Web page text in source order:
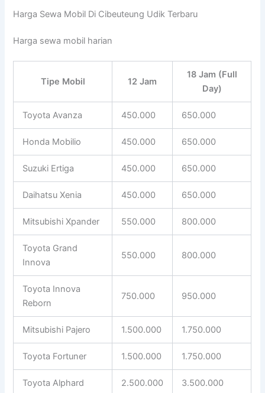
Harga Sewa Mobil Di Cibeuteung Udik Terbaru
Harga sewa mobil harian
Tipe Mobil 12 Jam
18 Jam (Full
Day)
Toyota Avanza 450.000 650.000
Honda Mobilio 450.000 650.000
Suzuki Ertiga 450.000 650.000
Daihatsu Xenia 450.000 650.000
Mitsubishi Xpander 550.000 800.000
Toyota Grand
Innova
550.000 800.000
Toyota Innova
Reborn
750.000 950.000
Mitsubishi Pajero 1.500.000 1.750.000
Toyota Fortuner 1.500.000 1.750.000
Toyota Alphard 2.500.000 3.500.000